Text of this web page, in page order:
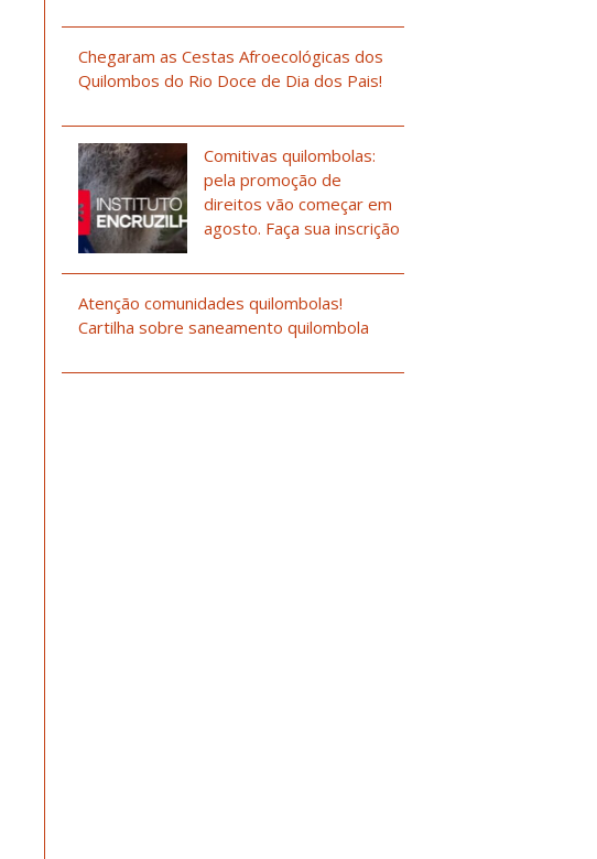
Chegaram as Cestas Afroecológicas dos
Quilombos do Rio Doce de Dia dos Pais!
Comitivas quilombolas:
pela promoção de
direitos vão começar em
agosto. Faça sua inscrição
Atenção comunidades quilombolas!
Cartilha sobre saneamento quilombola